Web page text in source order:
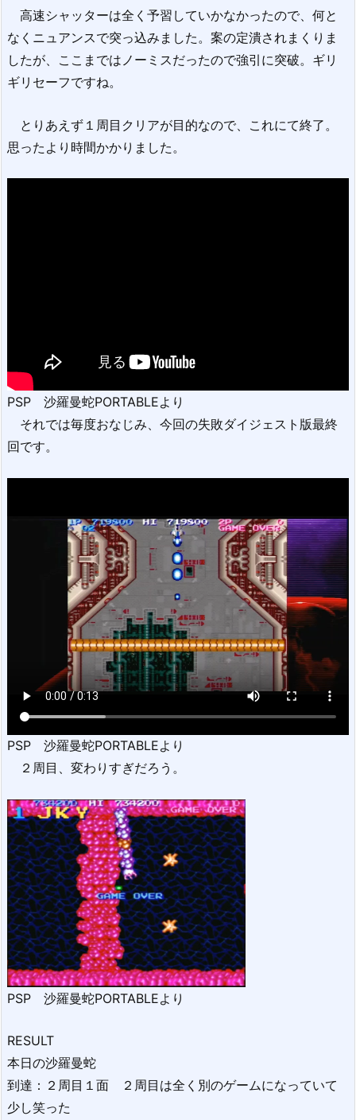
高速シャッターは全く予習していかなかったので、何と
なくニュアンスで突っ込みました。案の定潰されまくりま
したが、ここまではノーミスだったので強引に突破。ギリ
ギリセーフですね。
とりあえず１周目クリアが目的なので、これにて終了。
思ったより時間かかりました。
PSP 沙羅曼蛇PORTABLEより
それでは毎度おなじみ、今回の失敗ダイジェスト版最終
回です。
PSP 沙羅曼蛇PORTABLEより
２周目、変わりすぎだろう。
PSP 沙羅曼蛇PORTABLEより
RESULT
本日の沙羅曼蛇
到達：２周目１面 ２周目は全く別のゲームになっていて
少し笑った